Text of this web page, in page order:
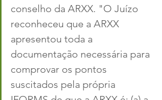
conselho da ARXX. "O Juízo
reconheceu que a ARXX
apresentou toda a
documentação necessária para
comprovar os pontos
suscitados pela própria